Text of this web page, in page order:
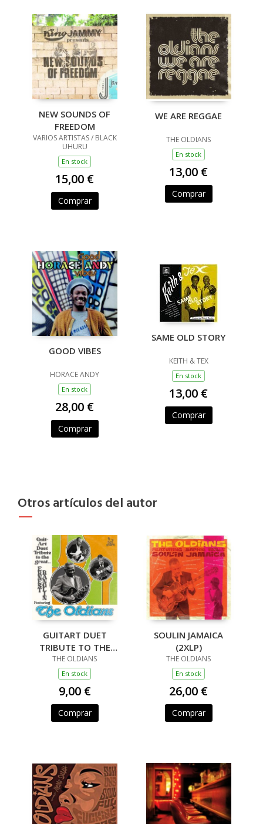
NEW SOUNDS OF
FREEDOM
VARIOS ARTISTAS / BLACK
UHURU
En stock
15,00 €
Comprar
WE ARE REGGAE
THE OLDIANS
En stock
13,00 €
Comprar
GOOD VIBES
HORACE ANDY
En stock
28,00 €
Comprar
SAME OLD STORY
KEITH & TEX
En stock
13,00 €
Comprar
Otros artículos del autor
GUITART DUET
TRIBUTE TO THE
GREAT ERNEST
RANGLIN 7"
THE OLDIANS
En stock
9,00 €
Comprar
SOULIN JAMAICA
(2XLP)
THE OLDIANS
En stock
26,00 €
Comprar